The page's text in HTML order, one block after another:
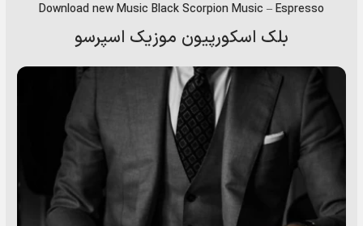
Download new Music Black Scorpion Music –Espresso
بلک اسکورپیون موزیک اسپرسو